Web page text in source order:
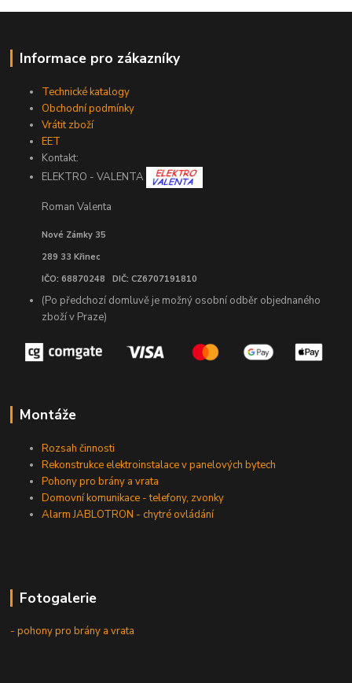
Informace pro zákazníky
Technické katalogy
Obchodní podmínky
Vrátit zboží
EET
Kontakt:
ELEKTRO - VALENTA
Roman Valenta
Nové Zámky 35
289 33 Křinec
IČO: 68870248 DIČ: CZ6707191810
(Po předchozí domluvě je možný osobní odběr objednaného
zboží v Praze)
Montáže
Rozsah činnosti
Rekonstrukce elektroinstalace v panelových bytech
Pohony pro brány a vrata
Domovní komunikace - telefony, zvonky
Alarm JABLOTRON - chytré ovládání
Fotogalerie
- pohony pro brány a vrata